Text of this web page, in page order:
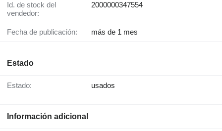
Id. de stock del
vendedor:
2000000347554
Fecha de publicación: más de 1 mes
Estado
Estado: usados
Información adicional